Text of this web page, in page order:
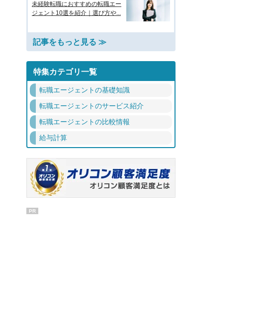
未経験転職におすすめの転職エー
ジェント10選を紹介｜選び方や...
記事をもっと見る ≫
特集カテゴリ一覧
転職エージェントの基礎知識
転職エージェントのサービス紹介
転職エージェントの比較情報
給与計算
PR